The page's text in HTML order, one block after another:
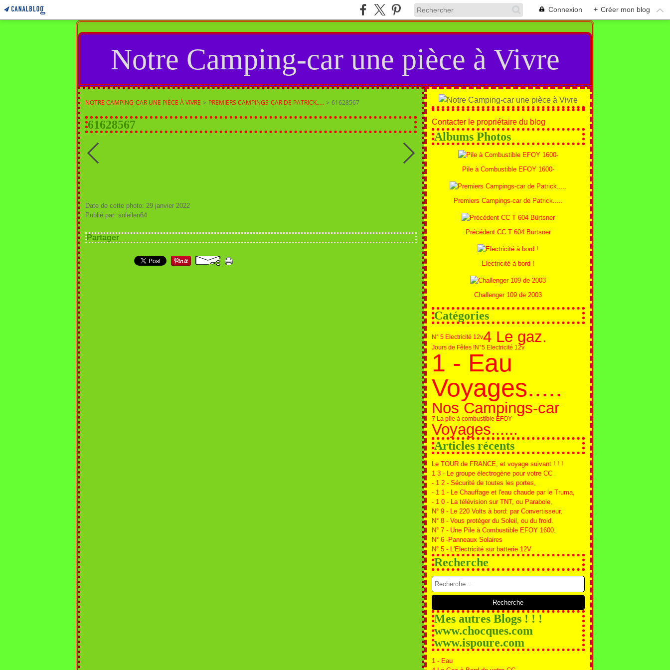
Connexion + Créer mon blog
Notre Camping-car une pièce à Vivre
NOTRE CAMPING-CAR UNE PIÈCE À VIVRE > PREMIERS CAMPINGS-CAR DE PATRICK..... > 61628567
61628567
Date de cette photo: 29 janvier 2022
Publié par: soleilen64
Partager
Contacter le propriétaire du blog
Albums Photos
Pile à Combustible EFOY 1600-
Premiers Campings-car de Patrick.....
Précédent CC T 604 Bürtsner
Electricité à bord !
Challenger 109 de 2003
Catégories
N° 5 Electricité 12v4 Le gaz.
Jours de Fêtes !N°5 Electricité 12v
1 - Eau
Voyages.....
Nos Campings-car
7 La pile à combustible EFOY
Voyages......
Articles récents
Le TOUR de FRANCE, et voyage suivant ! ! !
1 3 - Le groupe électrogène pour votre CC
- 1 2 - Sécurité de toutes les portes,
- 1 1 - Le Chauffage et l'eau chaude par le Truma,
- 1 0 - La télévision sur TNT, ou Parabole,
N° 9 - Le 220 Volts à bord: par Convertisseur,
N° 8 - Vous protéger du Soleil, ou du froid.
N° 7 - Une Pile à Combustible EFOY 1600.
N° 6 -Panneaux Solaires
N° 5 - L'Electricité sur batterie 12V
Recherche
Mes autres Blogs ! ! !
www.chocques.com
www.ispoure.com
1 - Eau